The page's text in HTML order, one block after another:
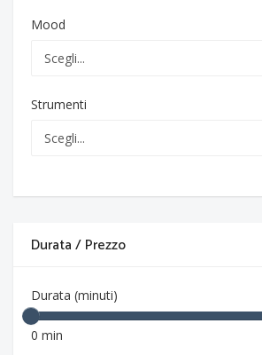
Mood
Strumenti
Durata / Prezzo
Durata (minuti)
0 min